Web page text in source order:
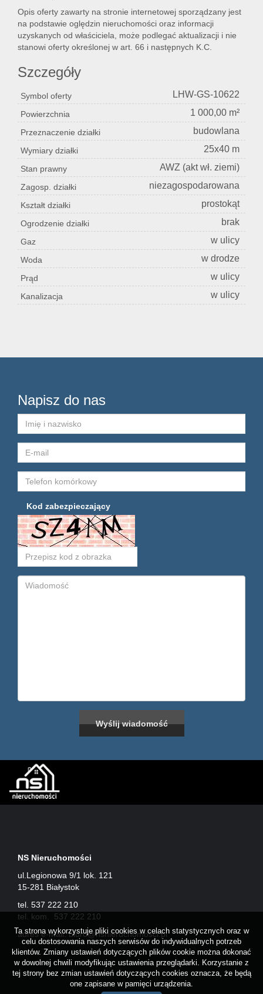
Opis oferty zawarty na stronie internetowej sporządzany jest
na podstawie oględzin nieruchomości oraz informacji
uzyskanych od właściciela, może podlegać aktualizacji i nie
stanowi oferty określonej w art. 66 i następnych K.C.
Szczegóły
Symbol oferty LHW-GS-10622
Powierzchnia 1 000,00 m²
Przeznaczenie działki budowlana
Wymiary działki 25x40 m
Stan prawny AWZ (akt wł. ziemi)
Zagosp. działki niezagospodarowana
Kształt działki prostokąt
Ogrodzenie działki brak
Gaz w ulicy
Woda w drodze
Prąd w ulicy
Kanalizacja w ulicy
Napisz do nas
Kod zabezpieczający
NS Nieruchomości
ul.Legionowa 9/1 lok. 121
15-281 Białystok
tel. 537 222 210
tel. kom. 537 222 210
adres e-mail:biuro@nsnieruchomosci.pl
Ta strona wykorzystuje pliki cookies w celach statystycznych oraz w
celu dostosowania naszych serwisów do indywidualnych potrzeb
klientów. Zmiany ustawień dotyczących plików cookie można dokonać
w dowolnej chwili modyfikując ustawienia przeglądarki. Korzystanie z
tej strony bez zmian ustawień dotyczących cookies oznacza, że będą
one zapisane w pamięci urządzenia.